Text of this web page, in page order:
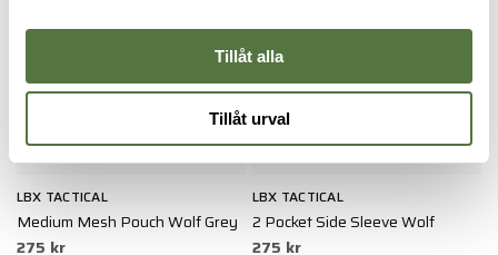
Tillåt alla
Tillåt urval
LBX TACTICAL
Medium Mesh Pouch Wolf Grey
275 kr
LBX TACTICAL
2 Pocket Side Sleeve Wolf
275 kr